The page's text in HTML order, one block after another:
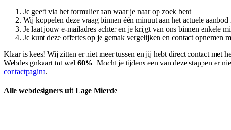
Je geeft via het formulier aan waar je naar op zoek bent
Wij koppelen deze vraag binnen één minuut aan het actuele
Je laat jouw e-mailadres achter en je krijgt van ons binnen enkele
Je kunt deze offertes op je gemak vergelijken en contact opnemen
Klaar is kees! Wij zitten er niet meer tussen en jij hebt direct contact met
Webdesignkaart tot wel 60%. Mocht je tijdens een van deze stappen er
contactpagina.
Alle webdesigners uit Lage Mierde